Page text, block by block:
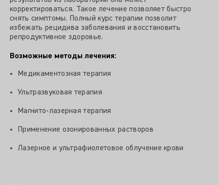
корректироваться. Такое лечение позволяет быстро
снять симптомы. Полный курс терапии позволит
избежать рецидива заболевания и восстановить
репродуктивное здоровье.
Возможные методы лечения:
Медикаментозная терапия
Ультразвуковая терапия
Магнито-лазерная терапия
Применение озонированных растворов
Лазерное и ультрафиолетовое облучение крови